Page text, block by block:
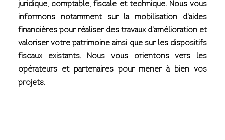
juridique, comptable, fiscale et technique. Nous vous
informons notamment sur la mobilisation d’aides
financières pour réaliser des travaux d’amélioration et
valoriser votre patrimoine ainsi que sur les dispositifs
fiscaux existants. Nous vous orientons vers les
opérateurs et partenaires pour mener à bien vos
projets.